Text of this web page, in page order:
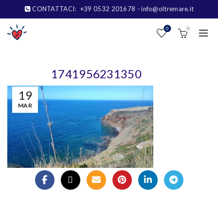
CONTATTACI: +39 0532 201678 - info@oltremare.it
0 0
19
MAR
1741956231350